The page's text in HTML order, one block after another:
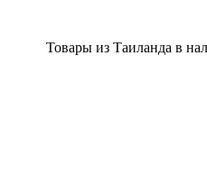
Товары из Таиланда в